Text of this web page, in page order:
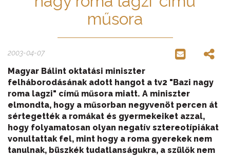
műsora
2003-04-07
Magyar Bálint oktatási miniszter
felháborodásának adott hangot a tv2 "Bazi nagy
roma lagzi" című műsora miatt. A miniszter
elmondta, hogy a műsorban negyvenöt percen át
sértegették a romákat és gyermekeiket azzal,
hogy folyamatosan olyan negatív sztereotípiákat
vonultattak fel, mint hogy a roma gyerekek nem
tanulnak, büszkék tudatlanságukra, a szülők nem